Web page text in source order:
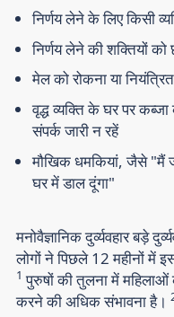
निर्णय लेने के लिए किसी
निर्णय लेने की शक्तियों को
मेल को रोकना या
वृद्ध व्यक्ति के घर पर
संपर्क जारी न रहें
मौखिक धमकियां, जैसे "मैं
घर में डाल दूंगा"
मनोवैज्ञानिक दुर्व्यवहार बड़े
लोगों ने पिछले 12 महीनों में
1 पुरुषों की तुलना में महिलाओं
करने की अधिक संभावना है।